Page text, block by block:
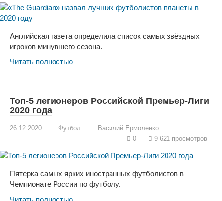
Английская газета определила список самых звёздных
игроков минувшего сезона.
Читать полностью
Топ-5 легионеров Российской Премьер-Лиги
2020 года
26.12.2020 Футбол
Василий Ермоленко
0
9 621 просмотров
Пятерка самых ярких иностранных футболистов в
Чемпионате России по футболу.
Читать полностью